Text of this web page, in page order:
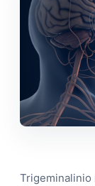
Trigeminalinio